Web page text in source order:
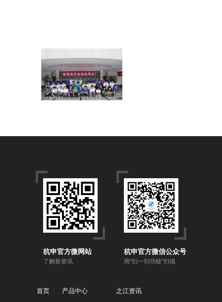
杭申官方微网站
了解新资讯
杭申官方微信公众号
用“扫一扫功能”扫描
首页 产品中心 之江资讯